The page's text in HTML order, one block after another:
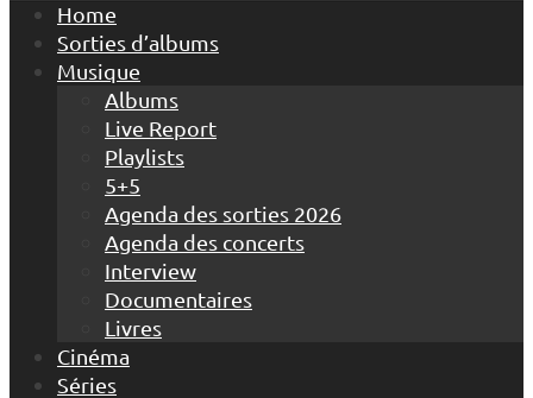
Home
Sorties d’albums
Musique
Albums
Live Report
Playlists
5+5
Agenda des sorties 2026
Agenda des concerts
Interview
Documentaires
Livres
Cinéma
Séries